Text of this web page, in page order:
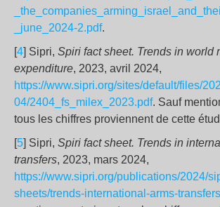
_june_2024-2.pdf.
[4] Sipri, Spiri fact sheet. Trends in world
expenditure, 2023, avril 2024,
https://www.sipri.org/sites/default/files/
04/2404_fs_milex_2023.pdf. Sauf
tous les chiffres proviennent de cette
[5] Sipri, Spiri fact sheet. Trends in
transfers, 2023, mars 2024,
https://www.sipri.org/publications/2024/
sheets/trends-international-arms-